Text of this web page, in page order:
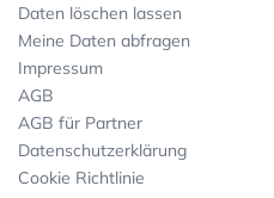
Daten löschen lassen
Meine Daten abfragen
Impressum
AGB
AGB für Partner
Datenschutzerklärung
Cookie Richtlinie